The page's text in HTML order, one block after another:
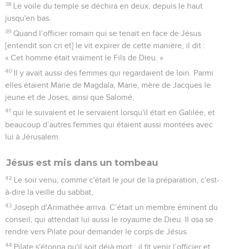
38 Le voile du temple se déchira en deux, depuis le haut
jusqu'en bas.
39 Quand l’officier romain qui se tenait en face de Jésus
[entendit son cri et] le vit expirer de cette manière, il dit :
« Cet homme était vraiment le Fils de Dieu. »
40 Il y avait aussi des femmes qui regardaient de loin. Parmi
elles étaient Marie de Magdala, Marie, mère de Jacques le
jeune et de Joses, ainsi que Salomé,
41 qui le suivaient et le servaient lorsqu'il était en Galilée, et
beaucoup d’autres femmes qui étaient aussi montées avec
lui à Jérusalem.
Jésus est mis dans un tombeau
42 Le soir venu, comme c'était le jour de la préparation, c'est-
à-dire la veille du sabbat,
43 Joseph d'Arimathée arriva. C’était un membre éminent du
conseil, qui attendait lui aussi le royaume de Dieu. Il osa se
rendre vers Pilate pour demander le corps de Jésus.
44 Pilate s'étonna qu'il soit déjà mort ; il fit venir l’officier et